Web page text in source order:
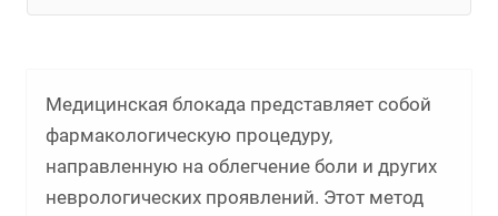
Медицинская блокада представляет собой
фармакологическую процедуру,
направленную на облегчение боли и других
неврологических проявлений. Этот метод